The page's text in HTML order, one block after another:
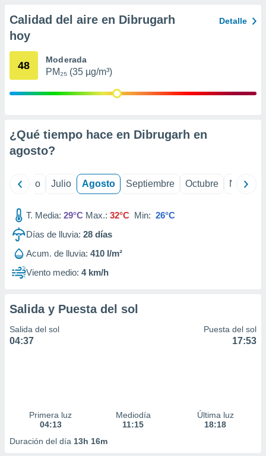
e
mediante
publicidad
de
Calidad del aire en Dibrugarh
hoy
Detalle
48 Moderada
PM₂₅ (35 µg/m³)
¿Qué tiempo hace en Dibrugarh en
agosto?
Junio Julio Agosto Septiembre Octubre
T. Media: 29°C Max.: 32°C Min: 26°C
Días de lluvia: 28 días
Acum. de lluvia: 410 l/m²
Viento medio: 4 km/h
Salida y Puesta del sol
Salida del sol
04:37
Puesta del sol
17:53
Primera luz
04:13
Mediodía
11:15
Última luz
18:18
Duración del día 13h 16m